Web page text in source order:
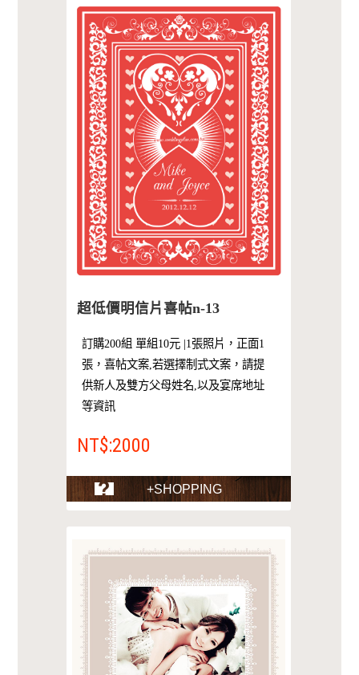
超低價明信片喜帖n-13
訂購200組 單組10元 |1張照片，正面1
張，喜帖文案,若選擇制式文案，請提
供新人及雙方父母姓名,以及宴席地址
等資訊
NT$:2000
+SHOPPING